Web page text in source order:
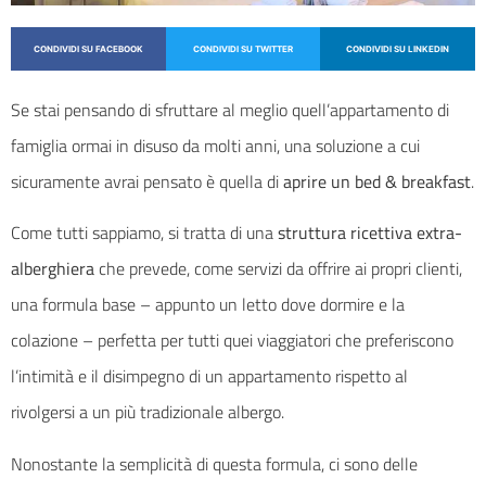
CONDIVIDI SU FACEBOOK CONDIVIDI SU TWITTER CONDIVIDI SU LINKEDIN
Se stai pensando di sfruttare al meglio quell’appartamento di
famiglia ormai in disuso da molti anni, una soluzione a cui
sicuramente avrai pensato è quella diaprire un bed & breakfast.
Come tutti sappiamo, si tratta di unastruttura ricettiva extra-
alberghierache prevede, come servizi da offrire ai propri clienti,
una formula base – appunto un letto dove dormire e la
colazione – perfetta per tutti quei viaggiatori che preferiscono
l’intimità e il disimpegno di un appartamento rispetto al
rivolgersi a un più tradizionale albergo.
Nonostante la semplicità di questa formula, ci sono delle